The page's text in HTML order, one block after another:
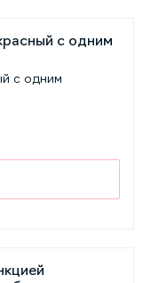
с одним